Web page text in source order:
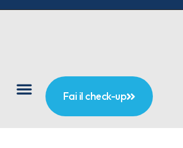
Fai il check-up